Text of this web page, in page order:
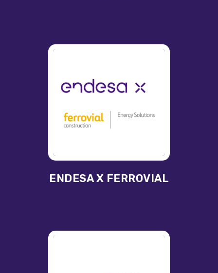
ENDESA X FERROVIAL